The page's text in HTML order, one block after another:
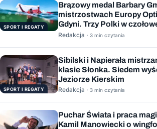
SPORT I REGATY
Brązowy medal Barbary
mistrzostwach Europy
Gdyni. Trzy Polki w
Redakcja · 3 min czytania
SPORT I REGATY
Sibilski i Napierała
klasie Słonka. Siedem
Jeziorze Kierskim
Redakcja · 3 min czytania
Puchar Świata i praca
Kamil Manowiecki o